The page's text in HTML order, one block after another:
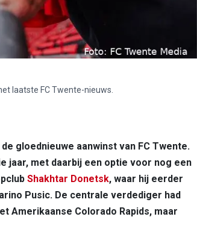
laatste FC Twente-nieuws.
gloednieuwe aanwinst van FC Twente.
jaar, met daarbij een optie voor nog een
Shakhtar Donetsk, waar hij eerder
Pusic. De centrale verdediger had
Amerikaanse Colorado Rapids, maar